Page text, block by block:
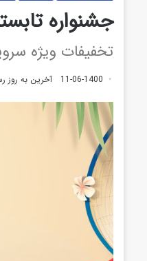
جشنواره
تخفیفات ویژه
11-06-1400 آخرین به روز رسانی: